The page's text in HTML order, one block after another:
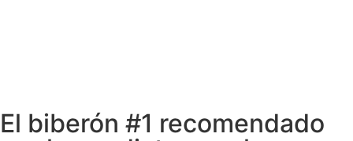
El biberón #1 recomendado